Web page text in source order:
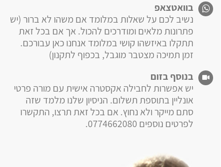
בוואטצאפ
נשיב לכם על שאלות במלומד אם משהו לא ברור (יש
פתרונות מלאים ומודרכים להכול. אך אם בכל זאת
תתקלו באיזשהו קושי במלומד אנחנו כאן עבורכם.
זמן תמיכה מצטבר מוגבל, בכפוף לתקנון)
בנוסף בזום
יש אפשרות לחבילה אקסטרה אישית עם מורה פרטי
אונליין בתוספת תשלום. הניסיון שלנו מלמד שזה
סתם מייקר ולא נחוץ. אם בכל זאת תרצו, התקשרו
לפרטים נוספים 0774662080.